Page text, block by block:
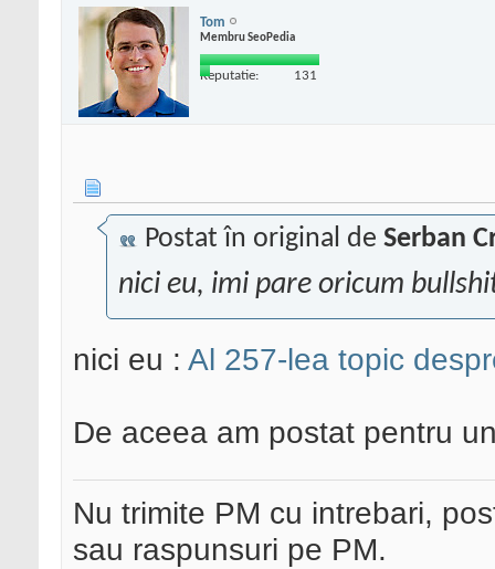
Tom
Membru SeoPedia
Reputatie: 131
Postat în original de Serban
nici eu, imi pare oricum
nici eu : Al 257-lea topic
De aceea am postat pentru
Nu trimite PM cu intrebari,
sau raspunsuri pe PM.